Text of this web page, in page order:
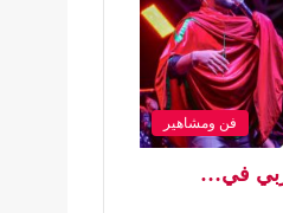
فن ومشاهير
في…